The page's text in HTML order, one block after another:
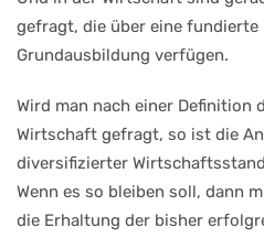
gefragt, die über eine fundierte
Grundausbildung verfügen.
Wird man nach einer Definition
Wirtschaft gefragt, so ist die
diversifizierter
Wenn es so bleiben soll, dann
die Erhaltung der bisher